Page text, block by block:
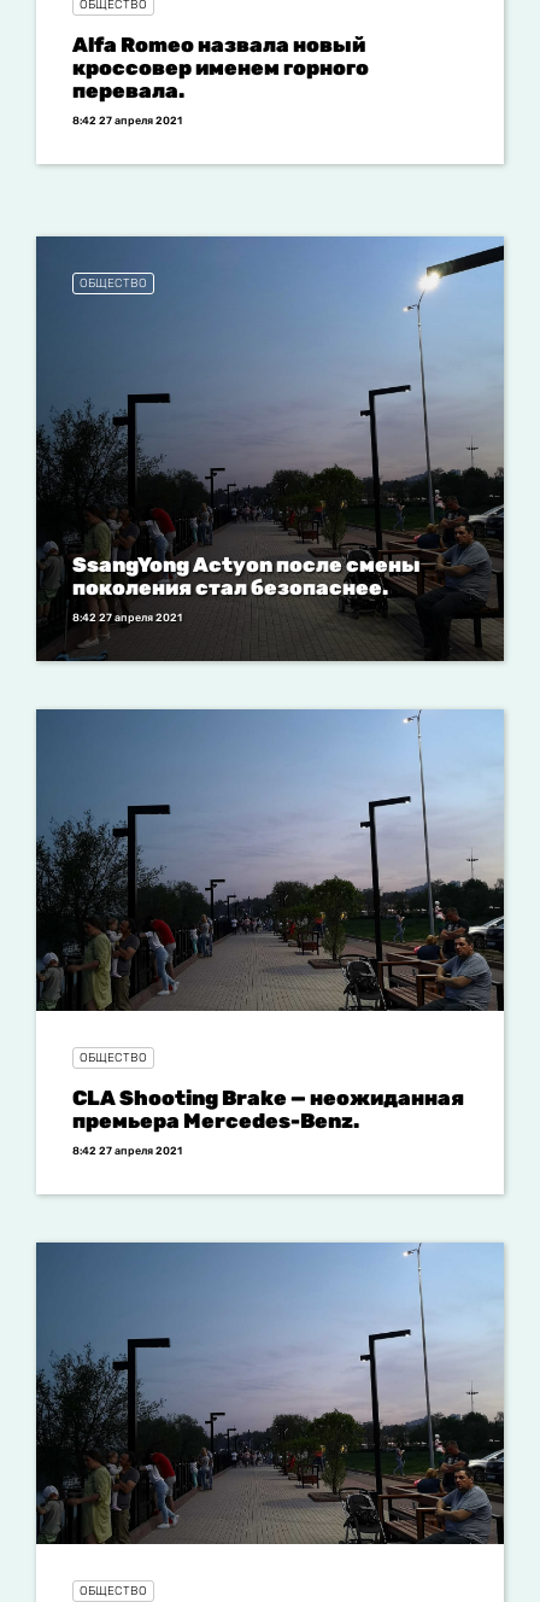
ОБЩЕСТВО
Alfa Romeo назвала новый
кроссовер именем горного
перевала.
8:42 27 апреля 2021
ОБЩЕСТВО
SsangYong Actyon после смены
поколения стал безопаснее.
8:42 27 апреля 2021
ОБЩЕСТВО
CLA Shooting Brake — неожиданная
премьера Mercedes-Benz.
8:42 27 апреля 2021
ОБЩЕСТВО